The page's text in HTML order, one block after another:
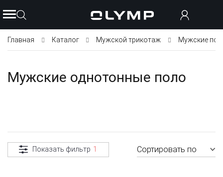
Главная Каталог Мужской трикотаж Мужские
Мужские однотонные поло
Показать фильтр 1 Сортировать по